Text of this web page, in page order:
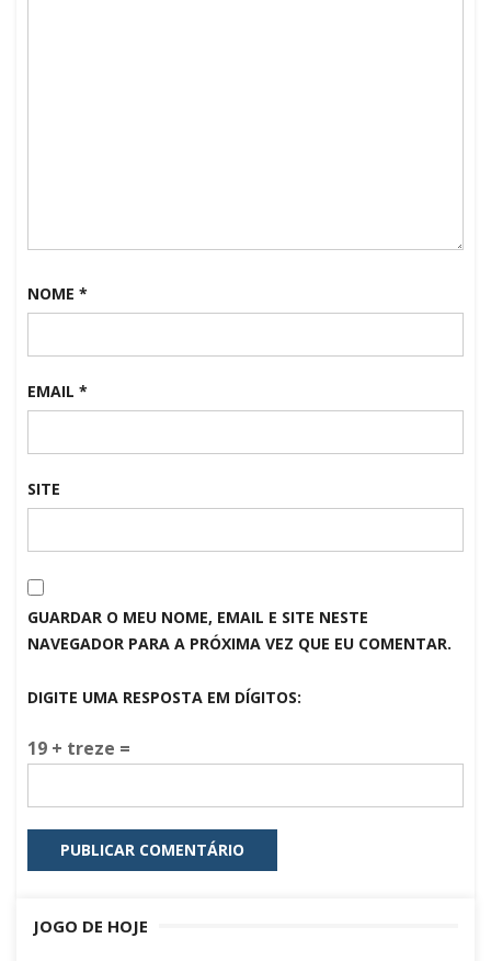
NOME *
EMAIL *
SITE
GUARDAR O MEU NOME, EMAIL E SITE NESTE
NAVEGADOR PARA A PRÓXIMA VEZ QUE EU COMENTAR.
DIGITE UMA RESPOSTA EM DÍGITOS:
19 + treze =
JOGO DE HOJE